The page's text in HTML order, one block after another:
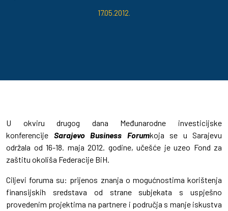
17.05.2012.
U okviru drugog dana Međunarodne investicijske
konferencije Sarajevo Business Forumkoja se u Sarajevu
održala od 16-18. maja 2012. godine, učešće je uzeo Fond za
zaštitu okoliša Federacije BiH.
Ciljevi foruma su: prijenos znanja o mogućnostima korištenja
finansijskih sredstava od strane subjekata s uspješno
provedenim projektima na partnere i područja s manje iskustva